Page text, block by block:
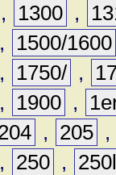
, 1300 ,
,
1500/1600
, 1750/ ,
, 1900 ,
, 205 ,
, 250 ,